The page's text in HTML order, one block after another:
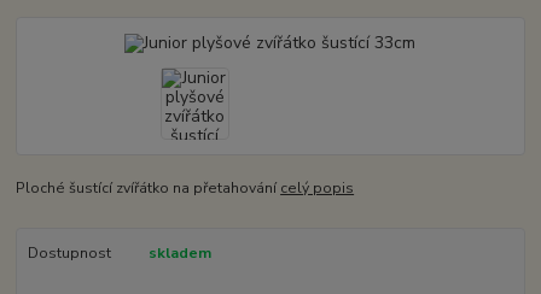
Ploché šustící zvířátko na přetahování celý popis
Dostupnost skladem